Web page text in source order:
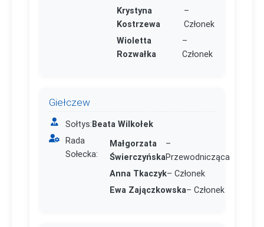
Krystyna
Kostrzewa
–
Członek
Wioletta
Rozwałka
–
Członek
Giełczew
Sołtys:Beata Wilkołek
Rada
Sołecka:
Małgorzata
Świerczyńska
–
Przewodnicząca
Anna Tkaczyk– Członek
Ewa Zajączkowska– Członek